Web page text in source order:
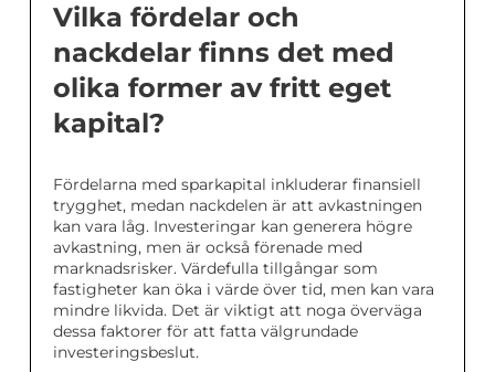
Vilka fördelar och
nackdelar finns det med
olika former av fritt eget
kapital?
Fördelarna med sparkapital inkluderar finansiell
trygghet, medan nackdelen är att avkastningen
kan vara låg. Investeringar kan generera högre
avkastning, men är också förenade med
marknadsrisker. Värdefulla tillgångar som
fastigheter kan öka i värde över tid, men kan vara
mindre likvida. Det är viktigt att noga överväga
dessa faktorer för att fatta välgrundade
investeringsbeslut.